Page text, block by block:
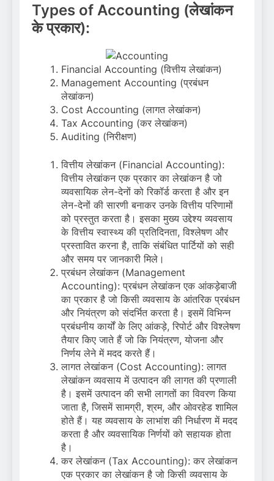
Types of Accounting (लेखांकन
के प्रकार):
Financial Accounting (वित्तीय लेखांकन)
Management Accounting (प्रबंधन
लेखांकन)
Cost Accounting (लागत लेखांकन)
Tax Accounting (कर लेखांकन)
Auditing (निरीक्षण)
वित्तीय लेखांकन (Financial Accounting):
वित्तीय लेखांकन एक प्रकार का लेखांकन है जो
व्यवसायिक लेन-देनों को रिकॉर्ड करता है और इन
लेन-देनों की सारणी बनाकर उनके वित्तीय परिणामों
को प्रस्तुत करता है। इसका मुख्य उद्देश्य व्यवसाय
के वित्तीय स्वास्थ्य की प्रतिदिनता, विश्लेषण और
प्रस्तावित करना है, ताकि संबंधित पार्टियों को सही
और समय पर जानकारी मिले।
प्रबंधन लेखांकन (Management
Accounting): प्रबंधन लेखांकन एक आंकड़ेबाजी
का प्रकार है जो किसी व्यवसाय के आंतरिक प्रबंधन
और नियंत्रण को संदर्भित करता है। इसमें विभिन्न
प्रबंधनीय कार्यों के लिए आंकड़े, रिपोर्ट और विश्लेषण
तैयार किए जाते हैं जो कि नियंत्रण, योजना और
निर्णय लेने में मदद करते हैं।
लागत लेखांकन (Cost Accounting): लागत
लेखांकन व्यवसाय में उत्पादन की लागत की प्रणाली
है। इसमें उत्पादन की सभी लागतों का विवरण किया
जाता है, जिसमें सामग्री, श्रम, और ओवरहेड शामिल
होते हैं। यह व्यवसाय के लाभांश की निर्धारण में मदद
करता है और व्यवसायिक निर्णयों को सहायक होता
है।
कर लेखांकन (Tax Accounting): कर लेखांकन
एक प्रकार का लेखांकन है जो किसी व्यवसाय के